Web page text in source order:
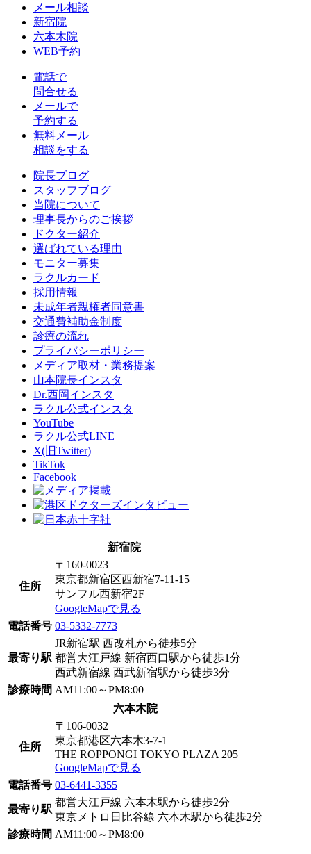
メール相談
新宿院
六本木院
WEB予約
電話で
問合せる
メールで
予約する
無料メール
相談をする
院長ブログ
スタッフブログ
当院について
理事長からのご挨拶
ドクター紹介
選ばれている理由
モニター募集
ラクルカード
採用情報
未成年者親権者同意書
交通費補助金制度
診療の流れ
プライバシーポリシー
メディア取材・業務提案
山本院長インスタ
Dr.西岡インスタ
ラクル公式インスタ
YouTube
ラクル公式LINE
X(旧Twitter)
TikTok
Facebook
新宿院
住所
〒160-0023
東京都新宿区西新宿7-11-15
サンフル西新宿2F
GoogleMapで見る
電話番号 03-5332-7773
最寄り駅
JR新宿駅 西改札から徒歩5分
都営大江戸線 新宿西口駅から徒歩1分
西武新宿線 西武新宿駅から徒歩3分
診療時間 AM11:00～PM8:00
六本木院
住所
〒106-0032
東京都港区六本木3-7-1
THE ROPPONGI TOKYO PLAZA 205
GoogleMapで見る
電話番号 03-6441-3355
最寄り駅
都営大江戸線 六本木駅から徒歩2分
東京メトロ日比谷線 六本木駅から徒歩2分
診療時間 AM11:00～PM8:00